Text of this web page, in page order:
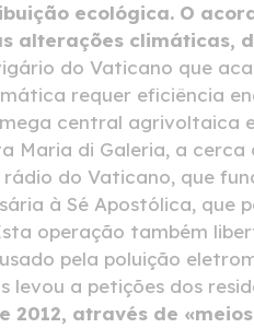
ecológica. O
alterações climáticas,
do Vaticano que
requer eficiência
central agrivoltaica
di Galeria, a cerca
do Vaticano, que
à Sé Apostólica, que
operação também
pela poluição
levou a petições dos
2012, através de